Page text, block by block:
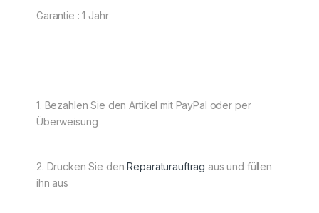
Garantie : 1 Jahr
1. Bezahlen Sie den Artikel mit PayPal oder per
Überweisung
2. Drucken Sie denReparaturauftrag aus und füllen
ihn aus